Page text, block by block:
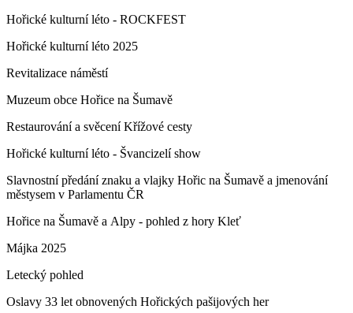
Hořické kulturní léto - ROCKFEST
Hořické kulturní léto 2025
Revitalizace náměstí
Muzeum obce Hořice na Šumavě
Restaurování a svěcení Křížové cesty
Hořické kulturní léto - Švancizelí show
Slavnostní předání znaku a vlajky Hořic na Šumavě a jmenování
městysem v Parlamentu ČR
Hořice na Šumavě a Alpy - pohled z hory Kleť
Májka 2025
Letecký pohled
Oslavy 33 let obnovených Hořických pašijových her